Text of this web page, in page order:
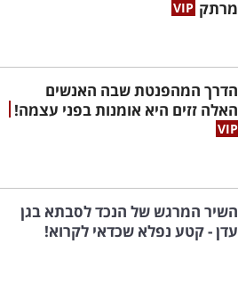
מרתק
הדרך המהפנטת שבה האנשים
האלה זזים היא אומנות בפני עצמה!
השיר המרגש של הנכד לסבתא בגן
עדן - קטע נפלא שכדאי לקרוא!